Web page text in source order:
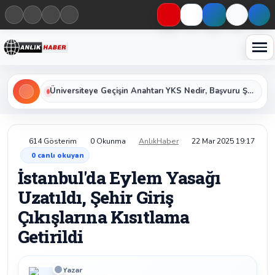
Haberleri keşfet
Üniversiteye Geçişin Anahtarı YKS Nedir, Başvuru Şartları ve Sınav Oturumları Nelerdir?
614 Gösterim 0 Okunma AnlıkHaber 22 Mar 2025 19:17
0canlı okuyan
İstanbul'da Eylem Yasağı
Uzatıldı, Şehir Giriş
Çıkışlarına Kısıtlama
Getirildi
Yazar